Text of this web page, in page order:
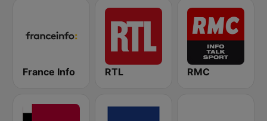
France Info RTL RMC